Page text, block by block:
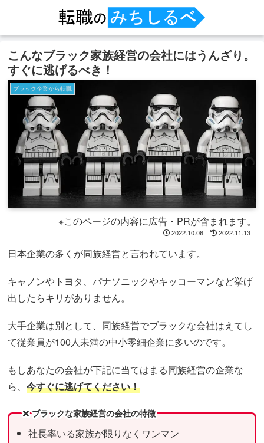
こんなブラック家族経営の会社にはうんざり。
すぐに逃げるべき！
ブラック企業から転職
※このページの内容に広告・PRが含まれます。
2022.10.06 2022.11.13
日本企業の多くが同族経営と言われています。
キャノンやトヨタ、パナソニックやキッコーマンなど挙げ
出したらキリがありません。
大手企業は別として、同族経営でブラックな会社はえてし
て従業員が100人未満の中小零細企業に多いのです。
もしあなたの会社が下記に当てはまる同族経営の企業な
ら、今すぐに逃げてください！
ブラックな家族経営の会社の特徴
社長率いる家族が限りなくワンマン